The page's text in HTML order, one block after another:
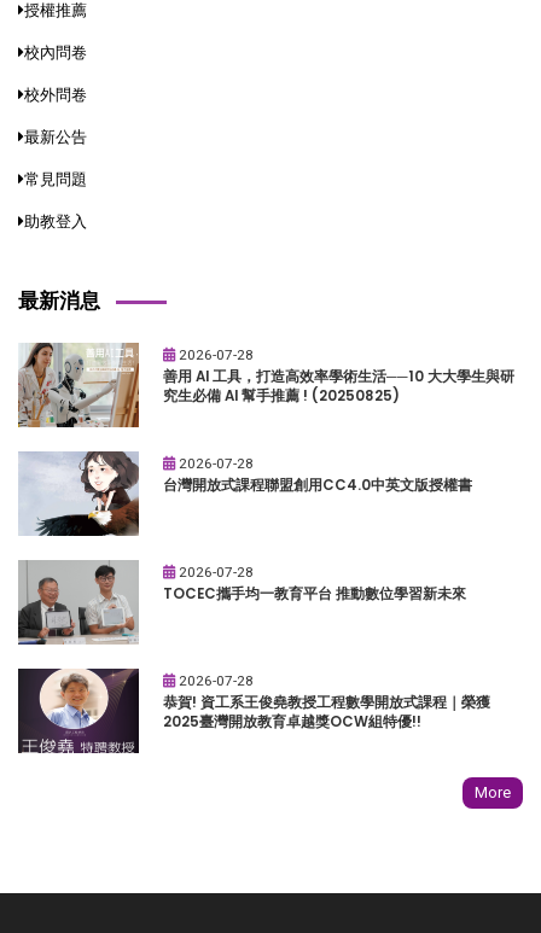
授權推薦
校內問卷
校外問卷
最新公告
常見問題
助教登入
最新消息
2026-07-28
善用 AI 工具，打造高效率學術生活──10 大大學生與研
究生必備 AI 幫手推薦 ! (20250825)
2026-07-28
台灣開放式課程聯盟創用CC4.0中英文版授權書
2026-07-28
TOCEC攜手均一教育平台 推動數位學習新未來
2026-07-28
恭賀! 資工系王俊堯教授工程數學開放式課程｜榮獲
2025臺灣開放教育卓越獎OCW組特優!!
More